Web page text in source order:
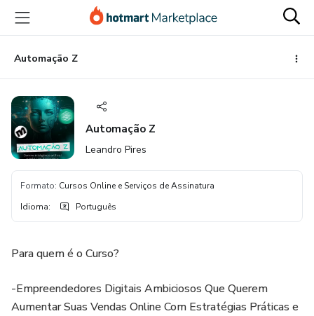
para
conteúdo
principal
para
pagamento
para
rodapé
Automação Z
Automação Z
Leandro Pires
Formato: Cursos Online e Serviços de Assinatura
Idioma: Português
Para quem é o Curso?
-Empreendedores Digitais Ambiciosos Que Querem
Aumentar Suas Vendas Online Com Estratégias Práticas e